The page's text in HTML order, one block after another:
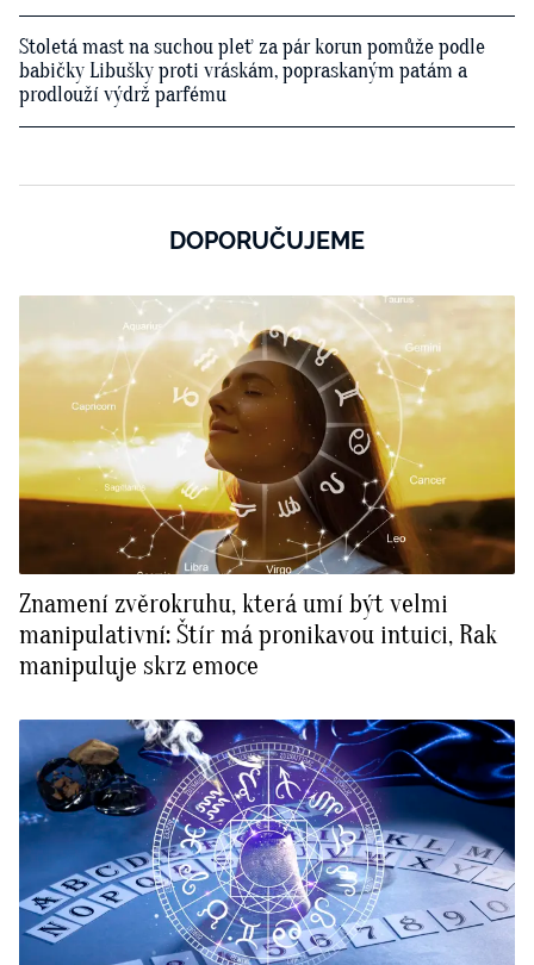
Stoletá mast na suchou pleť za pár korun pomůže podle
babičky Libušky proti vráskám, popraskaným patám a
prodlouží výdrž parfému
DOPORUČUJEME
Znamení zvěrokruhu, která umí být velmi
manipulativní: Štír má pronikavou intuici, Rak
manipuluje skrz emoce